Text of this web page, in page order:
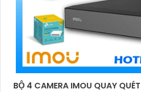
BỘ 4 CAMERA IMOU QUAY